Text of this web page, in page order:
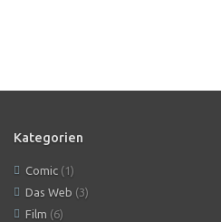
Kategorien
Comic (1)
Das Web (3)
Film (6)